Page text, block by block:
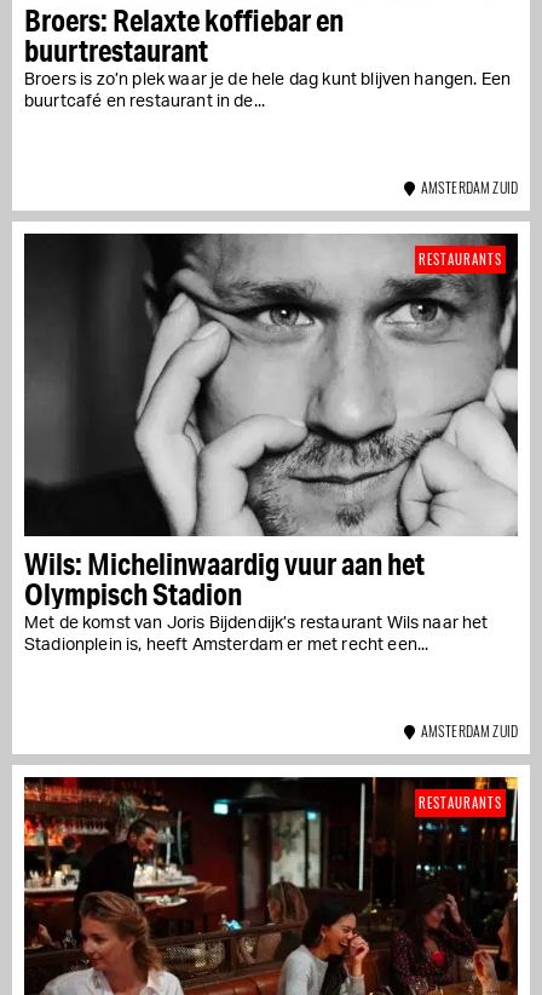
Broers: Relaxte koffiebar en
buurtrestaurant
Broers is zo’n plek waar je de hele dag kunt blijven hangen. Een
buurtcafé en restaurant in de...
AMSTERDAM ZUID
Wils: Michelinwaardig vuur aan het
Olympisch Stadion
Met de komst van Joris Bijdendijk’s restaurant Wils naar het
Stadionplein is, heeft Amsterdam er met recht een...
RESTAURANTS
AMSTERDAM ZUID
RESTAURANTS